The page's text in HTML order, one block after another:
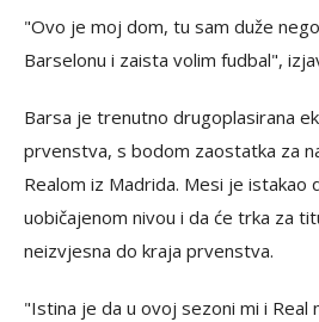
"Ovo je moj dom, tu sam duže
Barselonu i zaista volim fudbal",
Barsa je trenutno drugoplasirana
prvenstva, s bodom zaostatka za
Realom iz Madrida. Mesi je istakao
uobičajenom nivou i da će trka za
neizvjesna do kraja prvenstva.
"Istina je da u ovoj sezoni mi i Real